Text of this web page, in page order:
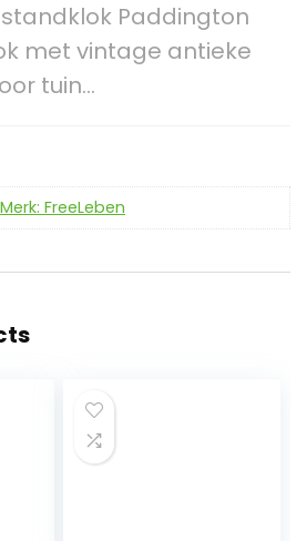
Paddington
met vintage antieke
tuin…
Merk: FreeLeben